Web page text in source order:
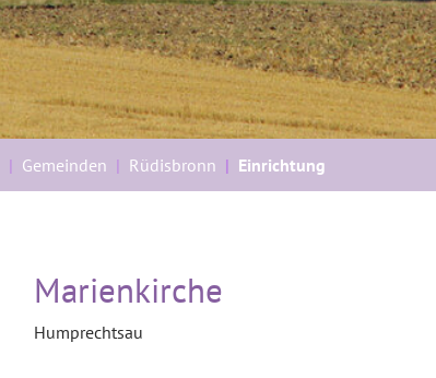
Gemeinden Rüdisbronn Einrichtung
Marienkirche
Humprechtsau